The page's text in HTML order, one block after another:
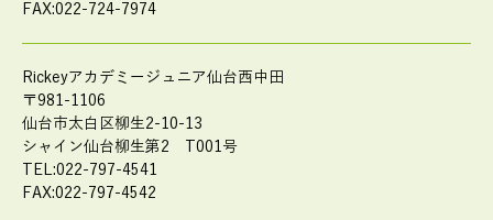
FAX:022-724-7974
Rickeyアカデミージュニア仙台西中田
〒981-1106
仙台市太白区柳生2-10-13
シャイン仙台柳生第2 T001号
TEL:022-797-4541
FAX:022-797-4542